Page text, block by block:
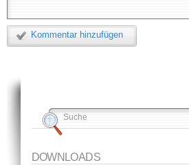
Kommentar hinzufügen
DOWNLOADS